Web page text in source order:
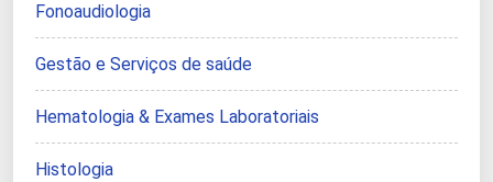
Fonoaudiologia
Gestão e Serviços de saúde
Hematologia & Exames Laboratoriais
Histologia